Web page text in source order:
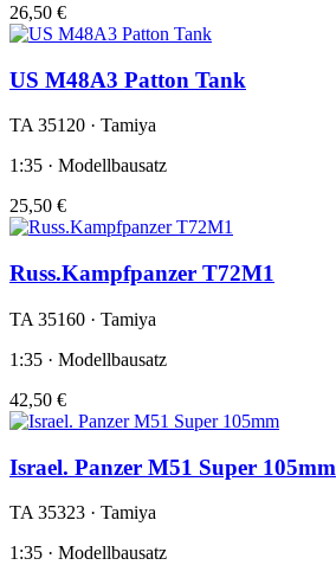
26,50 €
US M48A3 Patton Tank
TA 35120 · Tamiya
1:35 · Modellbausatz
25,50 €
Russ.Kampfpanzer T72M1
TA 35160 · Tamiya
1:35 · Modellbausatz
42,50 €
Israel. Panzer M51 Super 105mm
TA 35323 · Tamiya
1:35 · Modellbausatz